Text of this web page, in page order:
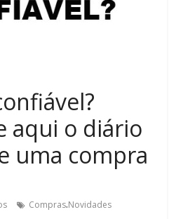
aqui o diário
uma compra
Compras.Novidades